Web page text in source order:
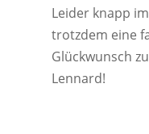
Leider knapp
trotzdem eine
Glückwunsch
Lennard!